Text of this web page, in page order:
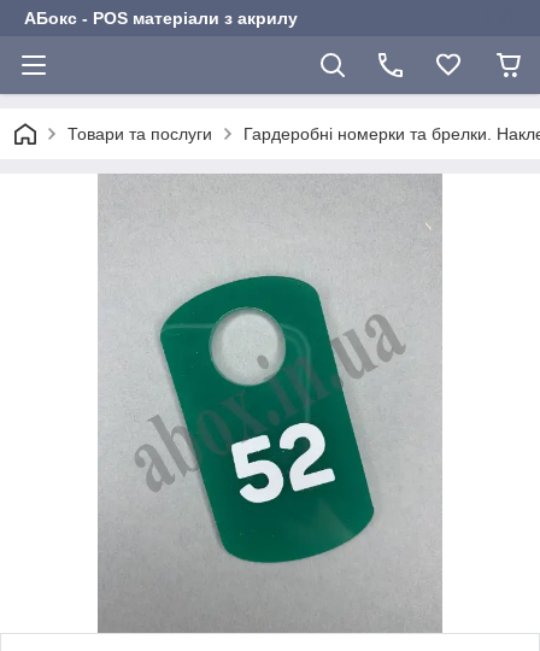
АБокс - POS матеріали з акрилу
Товари та послуги Гардеробні номерки та брелки.